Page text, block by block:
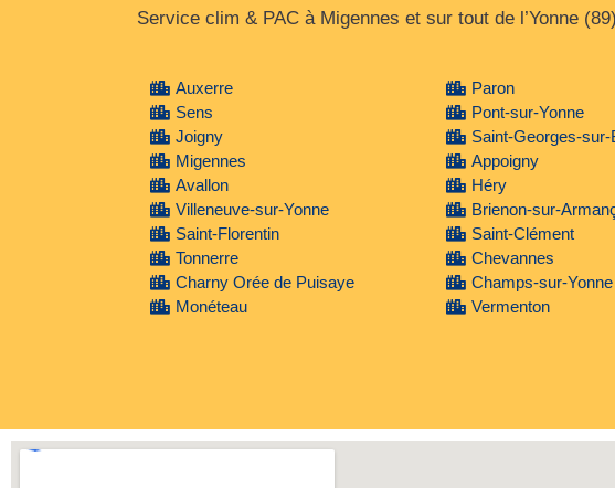
Service clim & PAC à Migennes et sur tout de l’Yonne
Auxerre
Sens
Joigny
Migennes
Avallon
Villeneuve-sur-Yonne
Saint-Florentin
Tonnerre
Charny Orée de Puisaye
Monéteau
Paron
Pont-sur-Yonne
Saint-Georges-sur-
Appoigny
Héry
Brienon-sur-
Saint-Clément
Chevannes
Champs-sur-Yonne
Vermenton